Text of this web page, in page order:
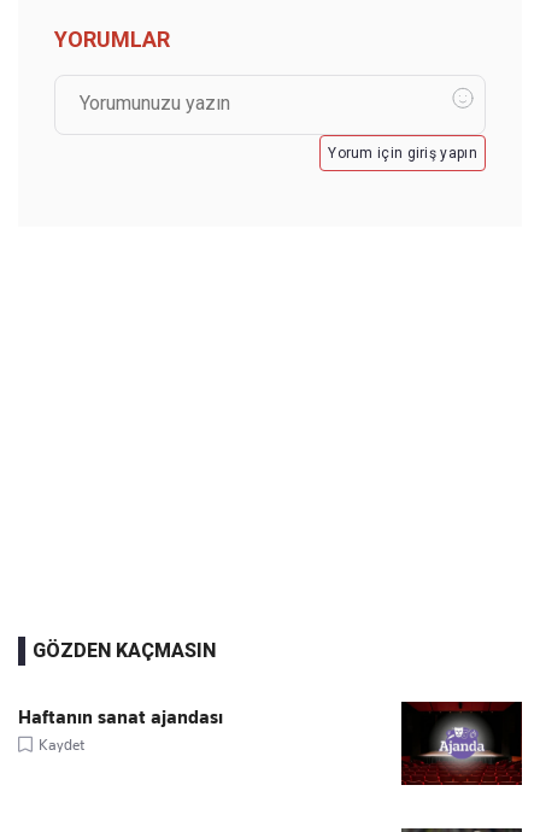
YORUMLAR
Yorum için giriş yapın
GÖZDEN KAÇMASIN
Haftanın sanat ajandası
Kaydet